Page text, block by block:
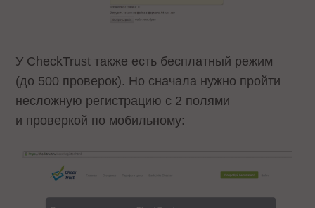
У CheckTrust также есть бесплатный режим
(до 500 проверок). Но сначала нужно пройти
несложную регистрацию с 2 полями
и проверкой по мобильному: